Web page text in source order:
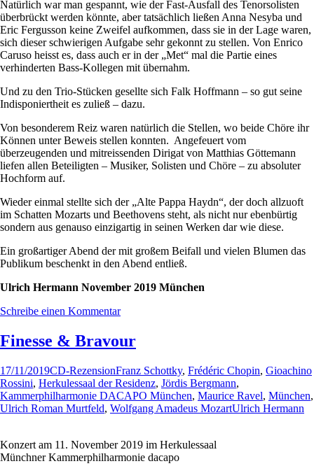
Natürlich war man gespannt, wie der Fast-Ausfall des Tenorsolisten
überbrückt werden könnte, aber tatsächlich ließen Anna Nesyba und
Eric Fergusson keine Zweifel aufkommen, dass sie in der Lage waren,
sich dieser schwierigen Aufgabe sehr gekonnt zu stellen. Von Enrico
Caruso heisst es, dass auch er in der „Met“ mal die Partie eines
verhinderten Bass-Kollegen mit übernahm.
Und zu den Trio-Stücken gesellte sich Falk Hoffmann – so gut seine
Indisponiertheit es zuließ – dazu.
Von besonderem Reiz waren natürlich die Stellen, wo beide Chöre ihr
Können unter Beweis stellen konnten. Angefeuert vom
überzeugenden und mitreissenden Dirigat von Matthias Göttemann
liefen allen Beteiligten – Musiker, Solisten und Chöre – zu absoluter
Hochform auf.
Wieder einmal stellte sich der „Alte Pappa Haydn“, der doch allzuoft
im Schatten Mozarts und Beethovens steht, als nicht nur ebenbürtig
sondern aus genauso einzigartig in seinen Werken dar wie diese.
Ein großartiger Abend der mit großem Beifall und vielen Blumen das
Publikum beschenkt in den Abend entließ.
Ulrich Hermann November 2019 München
Schreibe einen Kommentar
Finesse & Bravour
17/11/2019CD-RezensionFranz Schottky, Frédéric Chopin, Gioachino
Rossini, Herkulessaal der Residenz, Jördis Bergmann,
Kammerphilharmonie DACAPO München, Maurice Ravel, München,
Ulrich Roman Murtfeld, Wolfgang Amadeus MozartUlrich Hermann
Konzert am 11. November 2019 im Herkulessaal
Münchner Kammerphilharmonie dacapo